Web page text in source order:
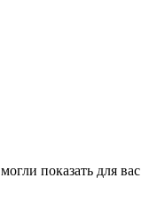
показать для вас